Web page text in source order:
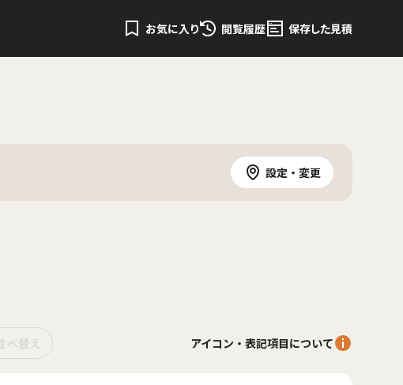
お気に入り 閲覧履歴 保存した見積
設定・変更
アイコン・表記項目について